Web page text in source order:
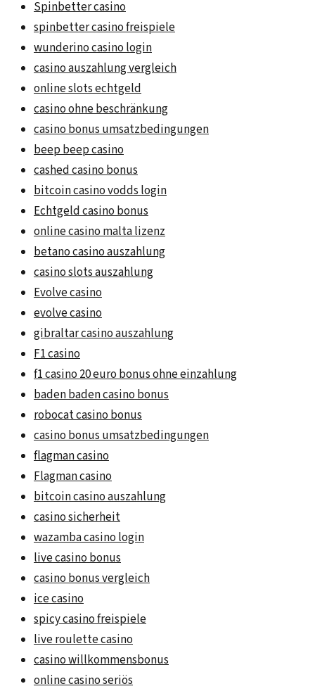
Spinbetter casino
spinbetter casino freispiele
wunderino casino login
casino auszahlung vergleich
online slots echtgeld
casino ohne beschränkung
casino bonus umsatzbedingungen
beep beep casino
cashed casino bonus
bitcoin casino vodds login
Echtgeld casino bonus
online casino malta lizenz
betano casino auszahlung
casino slots auszahlung
Evolve casino
evolve casino
gibraltar casino auszahlung
F1 casino
f1 casino 20 euro bonus ohne einzahlung
baden baden casino bonus
robocat casino bonus
casino bonus umsatzbedingungen
flagman casino
Flagman casino
bitcoin casino auszahlung
casino sicherheit
wazamba casino login
live casino bonus
casino bonus vergleich
ice casino
spicy casino freispiele
live roulette casino
casino willkommensbonus
online casino seriös